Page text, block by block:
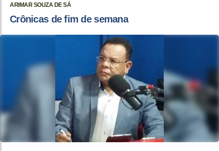
ARIMAR SOUZA DE SÁ
Crônicas de fim de semana